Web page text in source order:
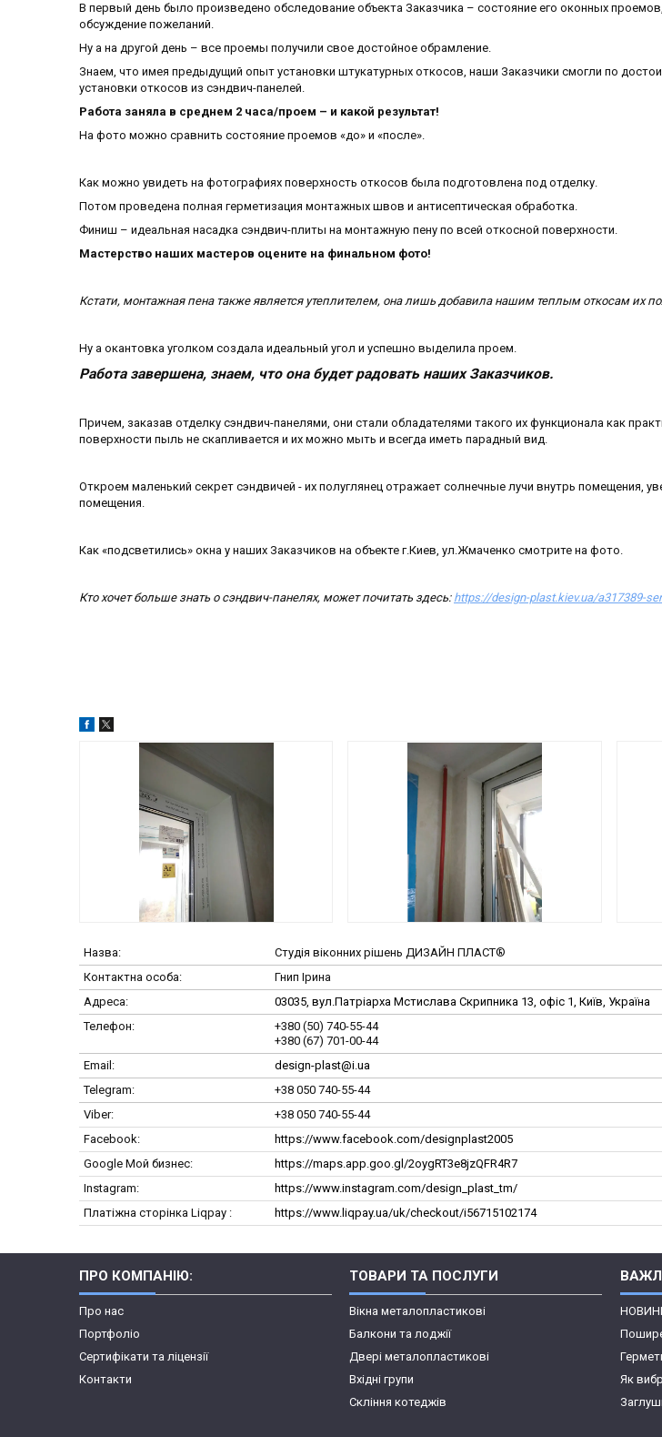
В первый день было произведено обследование объекта Заказчика – состояние его оконных
обсуждение пожеланий.
Ну а на другой день – все проемы получили свое достойное обрамление.
Знаем, что имея предыдущий опыт установки штукатурных откосов, наши Заказчики смогли по
установки откосов из сэндвич-панелей.
Работа заняла в среднем 2 часа/проем – и какой результат!
На фото можно сравнить состояние проемов «до» и «после».
Как можно увидеть на фотографиях поверхность откосов была подготовлена под отделку.
Потом проведена полная герметизация монтажных швов и антисептическая обработка.
Финиш – идеальная насадка сэндвич-плиты на монтажную пену по всей откосной поверхности.
Мастерство наших мастеров оцените на финальном фото!
Кстати, монтажная пена также является утеплителем, она лишь добавила нашим теплым откосам их
Ну а окантовка уголком создала идеальный угол и успешно выделила проем.
Работа завершена, знаем, что она будет радовать наших Заказчиков.
Причем, заказав отделку сэндвич-панелями, они стали обладателями такого их функционала как
поверхности пыль не скапливается и их можно мыть и всегда иметь парадный вид.
Откроем маленький секрет сэндвичей - их полуглянец отражает солнечные лучи внутрь помещения,
помещения.
Как «подсветились» окна у наших Заказчиков на объекте г.Киев, ул.Жмаченко смотрите на фото.
Кто хочет больше знать о сэндвич-панелях, может почитать здесь: https://design-plast.kiev.ua/a317389-
Студія віконних рішень ДИЗАЙН ПЛАСТ®
Гнип Ірина
03035, вул.Патріарха Мстислава Скрипника 13, офіс 1, Київ, Україна
+380 (50) 740-55-44
+380 (67) 701-00-44
design-plast@i.ua
+38 050 740-55-44
+38 050 740-55-44
Facebook
https://www.facebook.com/designplast2005
Google Мой бизнес
https://maps.app.goo.gl/2oygRT3e8jzQFR4R7
Instagram
https://www.instagram.com/design_plast_tm/
Платіжна сторінка Liqpay
https://www.liqpay.ua/uk/checkout/i56715102174
ПРО КОМПАНІЮ:
Про нас
Портфоліо
Сертифікати та ліцензії
Контакти
ТОВАРИ ТА ПОСЛУГИ
Вікна металопластикові
Балкони та лоджії
Двері металопластикові
Вхідні групи
Скління котеджів
Як